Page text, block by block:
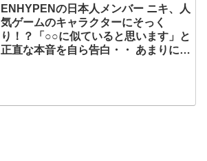
ENHYPENの日本人メンバー ニキ、人
気ゲームのキャラクターにそっく
り！？「○○に似ていると思います」と
正直な本音を自ら告白・・ あまりにも